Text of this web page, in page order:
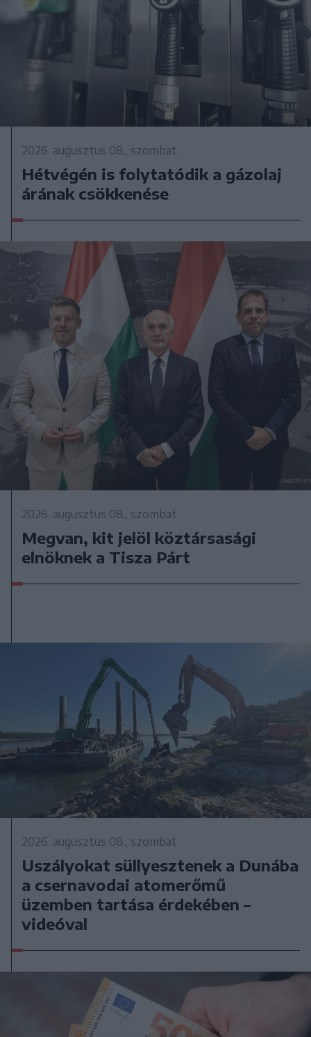
2026. augusztus 08., szombat
Hétvégén is folytatódik a gázolaj
árának csökkenése
2026. augusztus 08., szombat
Megvan, kit jelöl köztársasági
elnöknek a Tisza Párt
2026. augusztus 08., szombat
Uszályokat süllyesztenek a Dunába
a csernavodai atomerőmű
üzemben tartása érdekében –
videóval